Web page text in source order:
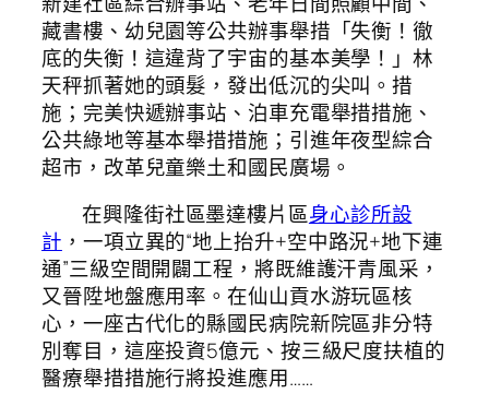
藏書樓、幼兒園等公共辦事舉措「失衡！徹
底的失衡！這違背了宇宙的基本美學！」林
天秤抓著她的頭髮，發出低沉的尖叫。措
施；完美快遞辦事站、泊車充電舉措措施、
公共綠地等基本舉措措施；引進年夜型綜合
超市，改革兒童樂土和國民廣場。
在興隆街社區墨達樓片區身心診所設
計 ，一項立異的“地上抬升+空中路況+地下連
通”三級空間開闢工程，將既維護汗青風采，
又晉陞地盤應用率。在仙山貢水游玩區核
心，一座古代化的縣國民病院新院區非分特
別奪目，這座投資5億元、按三級尺度扶植的
醫療舉措措施行將投進應用……